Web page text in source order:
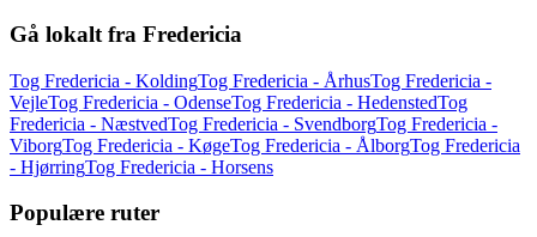
Gå lokalt fra Fredericia
Tog Fredericia - KoldingTog Fredericia - ÅrhusTog Fredericia -
VejleTog Fredericia - OdenseTog Fredericia - HedenstedTog
Fredericia - NæstvedTog Fredericia - SvendborgTog Fredericia -
ViborgTog Fredericia - KøgeTog Fredericia - ÅlborgTog Fredericia
- HjørringTog Fredericia - Horsens
Populære ruter